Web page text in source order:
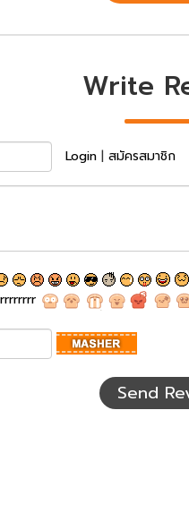
Write
Login | สมัครสมาชิก
Send